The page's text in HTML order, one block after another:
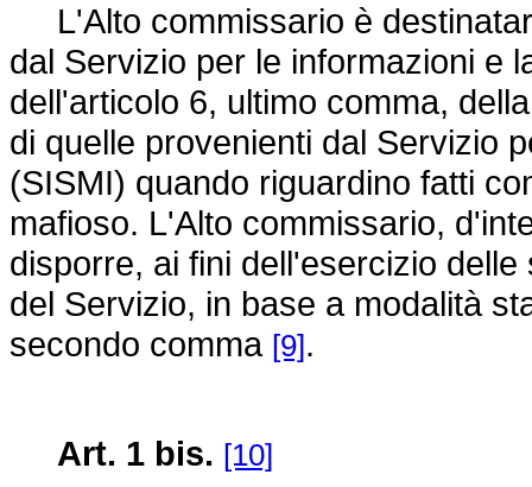
L'Alto commissario è
dal Servizio per le informazioni e
dell'articolo 6, ultimo comma,
di quelle provenienti dal Servizio
(SISMI) quando riguardino fatti
mafioso. L'Alto commissario,
disporre, ai fini dell'esercizio
del Servizio, in base a modalità
secondo comma [9].
Art. 1 bis. [10]